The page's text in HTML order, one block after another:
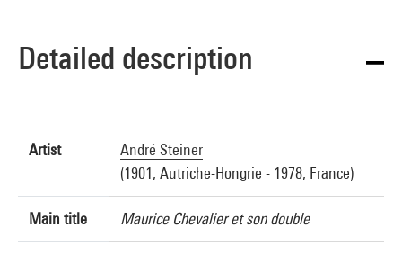
Detailed description
Artist
André Steiner
(1901, Autriche-Hongrie - 1978, France)
Main title Maurice Chevalier et son double